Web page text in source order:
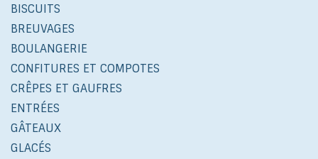
BISCUITS
BREUVAGES
BOULANGERIE
CONFITURES ET COMPOTES
CRÊPES ET GAUFRES
ENTRÉES
GÂTEAUX
GLACÉS